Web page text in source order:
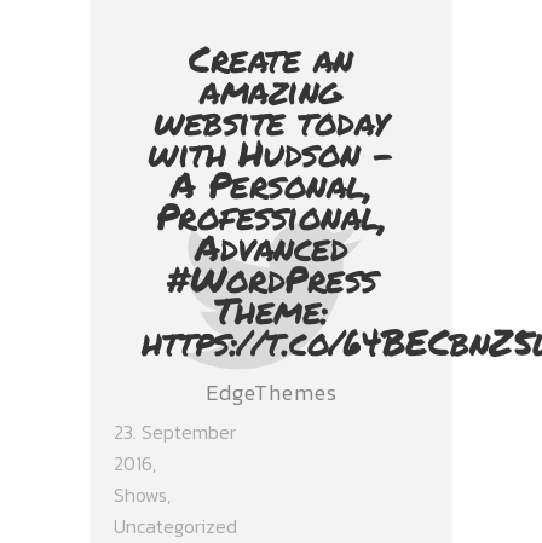
Create an
amazing
website today
with Hudson -
A Personal,
Professional,
Advanced
#WordPress
Theme:
https://t.co/
EdgeThemes
23. September
2016
Shows,
Uncategorized